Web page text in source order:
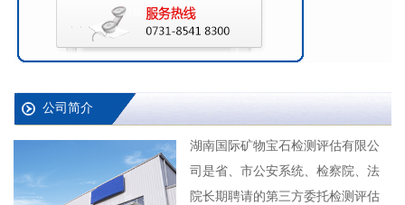
公司简介
湖南国际矿物宝石检测评估有限公
司是省、市公安系统、检察院、法
院长期聘请的第三方委托检测评估